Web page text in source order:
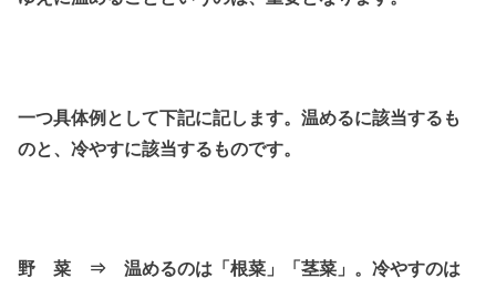
一つ具体例として下記に記します。温めるに該当するも
のと、冷やすに該当するものです。
野 菜 ⇒ 温めるのは「根菜」「茎菜」。冷やすのは